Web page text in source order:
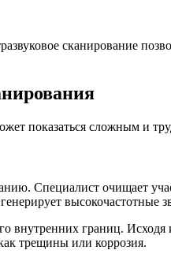
сканирование
показаться сложным и
Специалист очищает
высокочастотные
внутренних границ.
трещины или коррозия.